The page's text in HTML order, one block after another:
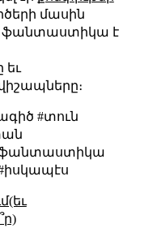
մասին
ֆանտաստիկա է
եւ
#տուն
#ֆանտաստիկա